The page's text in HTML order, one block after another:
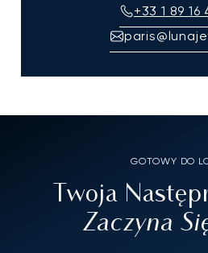
+33 1 89 16
GOTOWY DO
Twoja
Zaczyna